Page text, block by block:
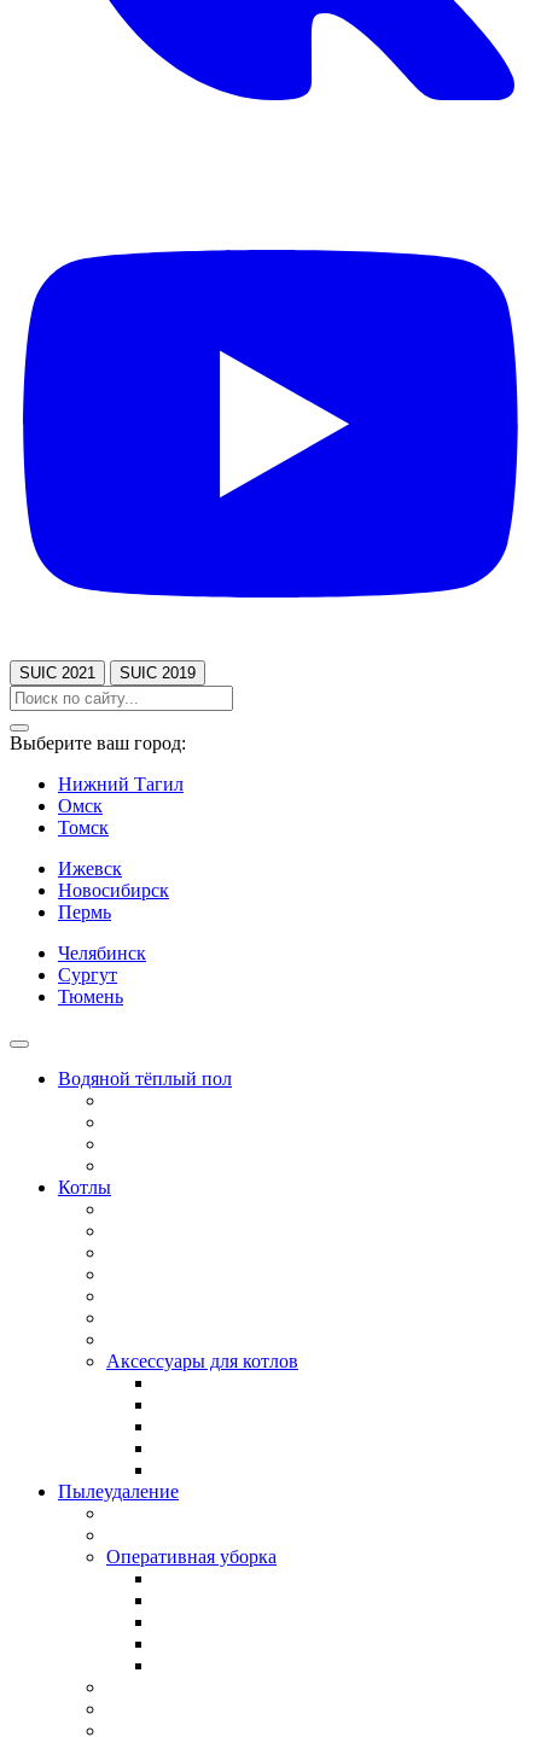
SUIC 2021 SUIC 2019
Выберите ваш город:
Нижний Тагил
Омск
Томск
Ижевск
Новосибирск
Пермь
Челябинск
Сургут
Тюмень
Водяной тёплый пол
Котлы
Аксессуары для котлов
Пылеудаление
Оперативная уборка